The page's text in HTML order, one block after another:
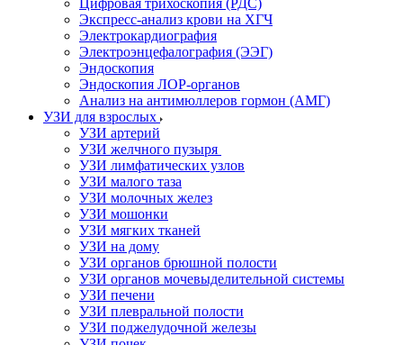
Цифровая трихоскопия (РДС)
Экспресс-анализ крови на ХГЧ
Электрокардиография
Электроэнцефалография (ЭЭГ)
Эндоскопия
Эндоскопия ЛОР-органов
Анализ на антимюллеров гормон (АМГ)
УЗИ для взрослых
УЗИ артерий
УЗИ желчного пузыря
УЗИ лимфатических узлов
УЗИ малого таза
УЗИ молочных желез
УЗИ мошонки
УЗИ мягких тканей
УЗИ на дому
УЗИ органов брюшной полости
УЗИ органов мочевыделительной системы
УЗИ печени
УЗИ плевральной полости
УЗИ поджелудочной железы